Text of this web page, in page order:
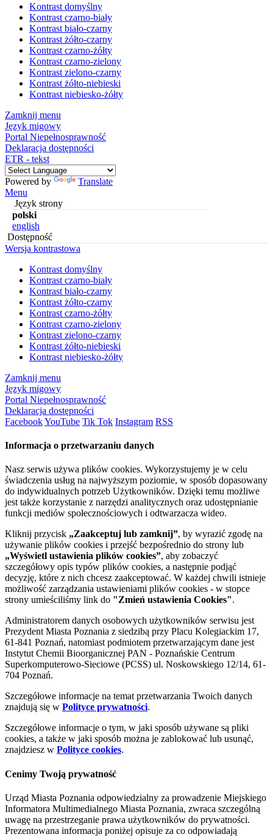
Kontrast domyślny
Kontrast czarno-biały
Kontrast biało-czarny
Kontrast żółto-czarny
Kontrast czarno-żółty
Kontrast czarno-zielony
Kontrast zielono-czarny
Kontrast żółto-niebieski
Kontrast niebiesko-żółty
Zamknij menu
Język migowy
Portal Niepełnosprawność
Deklaracja dostępności
ETR - tekst
Powered by
Translate
Menu
Język strony
polski
english
Dostępność
Wersja kontrastowa
Kontrast domyślny
Kontrast czarno-biały
Kontrast biało-czarny
Kontrast żółto-czarny
Kontrast czarno-żółty
Kontrast czarno-zielony
Kontrast zielono-czarny
Kontrast żółto-niebieski
Kontrast niebiesko-żółty
Zamknij menu
Język migowy
Portal Niepełnosprawność
Deklaracja dostępności
FacebookYouTube Tik Tok Instagram RSS
Informacja o przetwarzaniu danych
Nasz serwis używa plików cookies. Wykorzystujemy je w celu
świadczenia usług na najwyższym poziomie, w sposób dopasowany
do indywidualnych potrzeb Użytkowników. Dzięki temu możliwe
jest także korzystanie z narzędzi analitycznych oraz udostępnianie
funkcji mediów społecznościowych i odtwarzacza wideo.
Kliknij przycisk „Zaakceptuj lub zamknij”, by wyrazić zgodę na
używanie plików cookies i przejść bezpośrednio do strony lub
„Wyświetl ustawienia plików cookies”, aby zobaczyć
szczegółowy opis typów plików cookies, a następnie podjąć
decyzję, które z nich chcesz zaakceptować. W każdej chwili istnieje
możliwość zarządzania ustawieniami plików cookies - w stopce
strony umieściliśmy link do "Zmień ustawienia Cookies".
Administratorem danych osobowych użytkowników serwisu jest
Prezydent Miasta Poznania z siedzibą przy Placu Kolegiackim 17,
61-841 Poznań, natomiast podmiotem przetwarzającym dane jest
Instytut Chemii Bioorganicznej PAN - Poznańskie Centrum
Superkomputerowo-Sieciowe (PCSS) ul. Noskowskiego 12/14, 61-
704 Poznań.
Szczegółowe informacje na temat przetwarzania Twoich danych
znajdują się w Polityce prywatności.
Szczegółowe informacje o tym, w jaki sposób używane są pliki
cookies, a także w jaki sposób można je zablokować lub usunąć,
znajdziesz w Polityce cookies.
Cenimy Twoją prywatność
Urząd Miasta Poznania odpowiedzialny za prowadzenie Miejskiego
Informatora Multimedialnego Miasta Poznania, zwraca szczególną
uwagę na przestrzeganie prawa użytkowników do prywatności.
Prezentowana informacja poniżej opisuje za co odpowiadają